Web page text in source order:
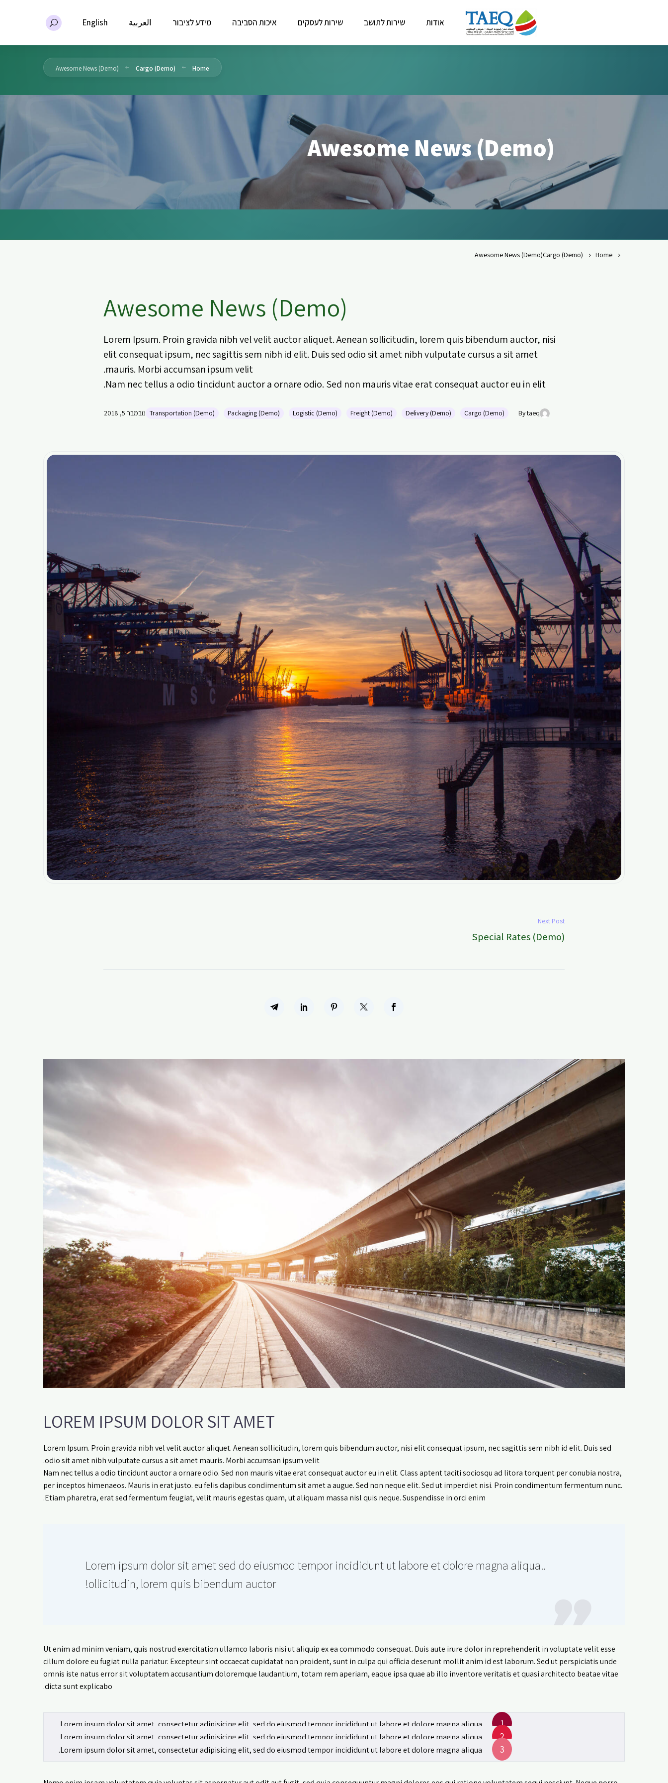
אודות שירות לתושב שירות לעסקים איכות הסביבה מידע לציבור العربية English
Awesome News (Demo)
Home
Cargo (Demo)
Awesome News (Demo)
Home
Cargo (Demo)
Awesome News (Demo)
Awesome News (Demo)
Lorem Ipsum. Proin gravida nibh vel velit auctor aliquet. Aenean sollicitudin, lorem quis bibendum auctor, nisi
elit consequat ipsum, nec sagittis sem nibh id elit. Duis sed odio sit amet nibh vulputate cursus a sit amet
mauris. Morbi accumsan ipsum velit.
Nam nec tellus a odio tincidunt auctor a ornare odio. Sed non mauris vitae erat consequat auctor eu in elit.
By taeq
Cargo (Demo)
Delivery (Demo)
Freight (Demo)
Logistic (Demo)
Packaging (Demo)
Transportation (Demo) נובמבר 5, 2018
Next Post
Special Rates (Demo)
LOREM IPSUM DOLOR SIT AMET
Lorem Ipsum. Proin gravida nibh vel velit auctor aliquet. Aenean sollicitudin, lorem quis bibendum auctor, nisi elit consequat ipsum, nec sagittis sem nibh id elit. Duis sed
odio sit amet nibh vulputate cursus a sit amet mauris. Morbi accumsan ipsum velit.
Nam nec tellus a odio tincidunt auctor a ornare odio. Sed non mauris vitae erat consequat auctor eu in elit. Class aptent taciti sociosqu ad litora torquent per conubia nostra,
per inceptos himenaeos. Mauris in erat justo. eu felis dapibus condimentum sit amet a augue. Sed non neque elit. Sed ut imperdiet nisi. Proin condimentum fermentum nunc.
Etiam pharetra, erat sed fermentum feugiat, velit mauris egestas quam, ut aliquam massa nisl quis neque. Suspendisse in orci enim.
..Lorem ipsum dolor sit amet sed do eiusmod tempor incididunt ut labore et dolore magna aliqua
ollicitudin, lorem quis bibendum auctor!
Ut enim ad minim veniam, quis nostrud exercitation ullamco laboris nisi ut aliquip ex ea commodo consequat. Duis aute irure dolor in reprehenderit in voluptate velit esse
cillum dolore eu fugiat nulla pariatur. Excepteur sint occaecat cupidatat non proident, sunt in culpa qui officia deserunt mollit anim id est laborum. Sed ut perspiciatis unde
omnis iste natus error sit voluptatem accusantium doloremque laudantium, totam rem aperiam, eaque ipsa quae ab illo inventore veritatis et quasi architecto beatae vitae
dicta sunt explicabo.
1
Lorem ipsum dolor sit amet, consectetur adipisicing elit, sed do eiusmod tempor incididunt ut labore et dolore magna aliqua.
2
Lorem ipsum dolor sit amet, consectetur adipisicing elit, sed do eiusmod tempor incididunt ut labore et dolore magna aliqua.
3
Lorem ipsum dolor sit amet, consectetur adipisicing elit, sed do eiusmod tempor incididunt ut labore et dolore magna aliqua.